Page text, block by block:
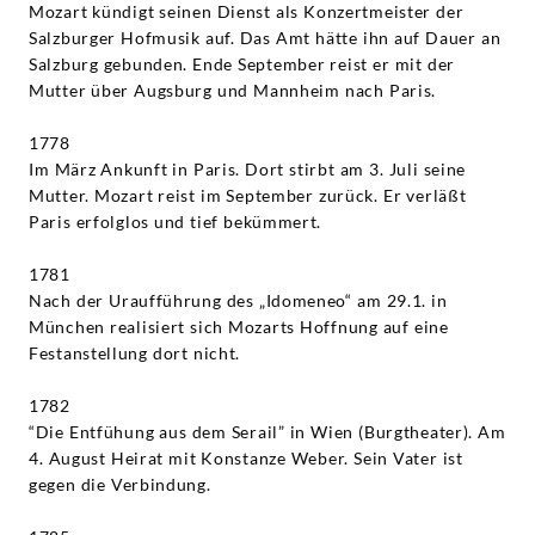
Mozart kündigt seinen Dienst als Konzertmeister der
Salzburger Hofmusik auf. Das Amt hätte ihn auf Dauer an
Salzburg gebunden. Ende September reist er mit der
Mutter über Augsburg und Mannheim nach Paris.
1778
Im März Ankunft in Paris. Dort stirbt am 3. Juli seine
Mutter. Mozart reist im September zurück. Er verläßt
Paris erfolglos und tief bekümmert.
1781
Nach der Uraufführung des „Idomeneo“ am 29.1. in
München realisiert sich Mozarts Hoffnung auf eine
Festanstellung dort nicht.
1782
“Die Entfühung aus dem Serail” in Wien (Burgtheater). Am
4. August Heirat mit Konstanze Weber. Sein Vater ist
gegen die Verbindung.